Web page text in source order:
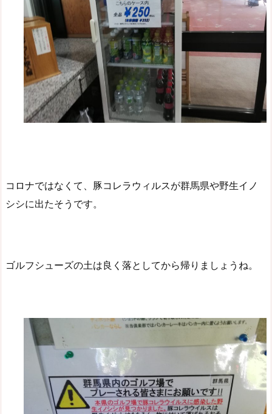
コロナではなくて、豚コレラウィルスが群馬県や野生イノ
シシに出たそうです。
ゴルフシューズの土は良く落としてから帰りましょうね。